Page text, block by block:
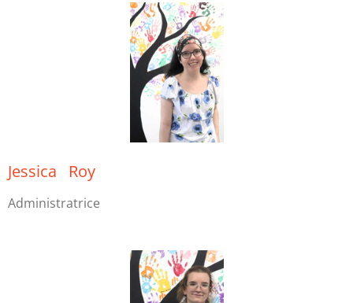
Jessica Roy
Administratrice